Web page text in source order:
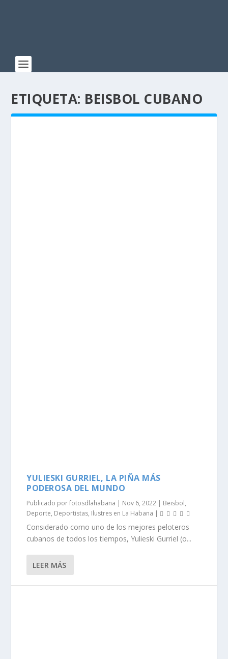
ETIQUETA: BEISBOL CUBANO
YULIESKI GURRIEL, LA PIÑA MÁS
PODEROSA DEL MUNDO
Publicado porfotosdlahabana | Nov 6, 2022 | Beisbol,
Deporte, Deportistas, Ilustres en La Habana |
Considerado como uno de los mejores peloteros
cubanos de todos los tiempos, Yulieski Gurriel (o...
LEER MÁS